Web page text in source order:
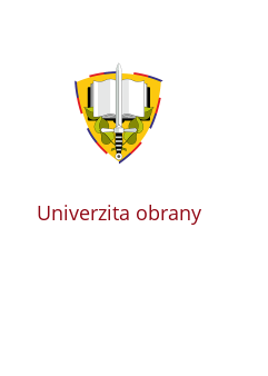
Univerzita obrany